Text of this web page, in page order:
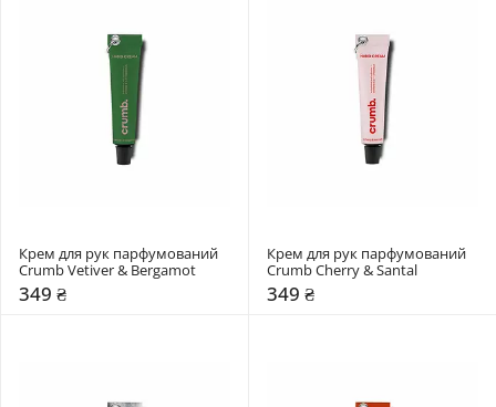
Крем для рук парфумований
Crumb Vetiver & Bergamot
349 ₴
Крем для рук парфумований
Crumb Cherry & Santal
349 ₴